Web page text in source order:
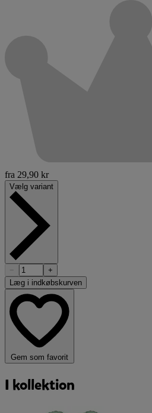
fra 29,90 kr
Vælg variant
−
+
Læg i indkøbskurven
Gem som favorit
I kollektion